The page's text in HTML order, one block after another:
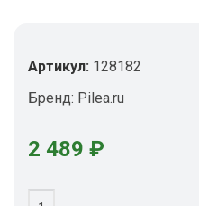
Артикул: 128182
Бренд: Pilea.ru
2 489 ₽